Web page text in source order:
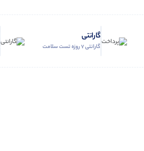
گارانتی
گارانتی 7 روزه تست سلامت